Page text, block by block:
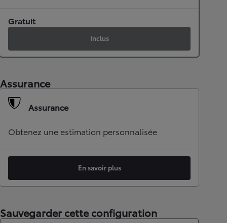
Gratuit
Inclus
Assurance
Assurance
Obtenez une estimation personnalisée
En savoir plus
Sauvegarder cette configuration